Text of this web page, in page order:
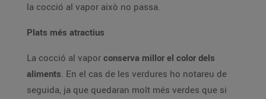
la cocció al vapor això no passa.
Plats més atractius
La cocció al vapor conserva millor el color dels
aliments. En el cas de les verdures ho notareu de
seguida, ja que quedaran molt més verdes que si